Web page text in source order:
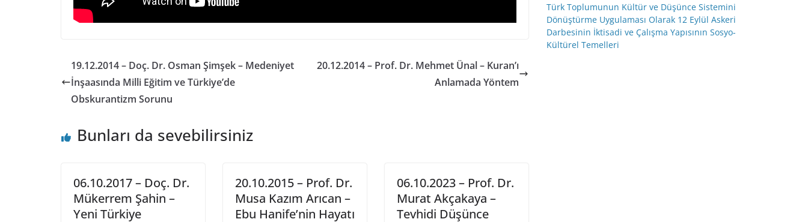
19.12.2014 – Doç. Dr. Osman Şimşek – Medeniyet
İnşaasında Milli Eğitim ve Türkiye’de
Obskurantizm Sorunu
20.12.2014 – Prof. Dr. Mehmet Ünal – Kuran’ı
Anlamada Yöntem
Bunları da sevebilirsiniz
06.10.2017 – Doç. Dr.
Mükerrem Şahin –
Yeni Türkiye
20.10.2015 – Prof. Dr.
Musa Kazım Arıcan –
Ebu Hanife’nin Hayatı
06.10.2023 – Prof. Dr.
Murat Akçakaya –
Tevhidi Düşünce
Türk Toplumunun Kültür ve Düşünce Sistemini
Dönüştürme Uygulaması Olarak 12 Eylül Askeri
Darbesinin İktisadi ve Çalışma Yapısının Sosyo-
Kültürel Temelleri